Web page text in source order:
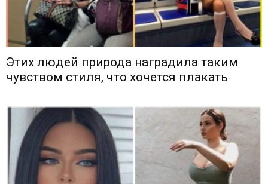
Этих людей природа наградила таким
чувством стиля, что хочется плакать